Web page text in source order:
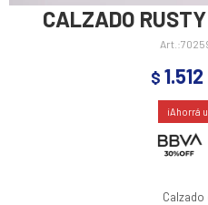
CALZADO
$ 1.512
Calzado